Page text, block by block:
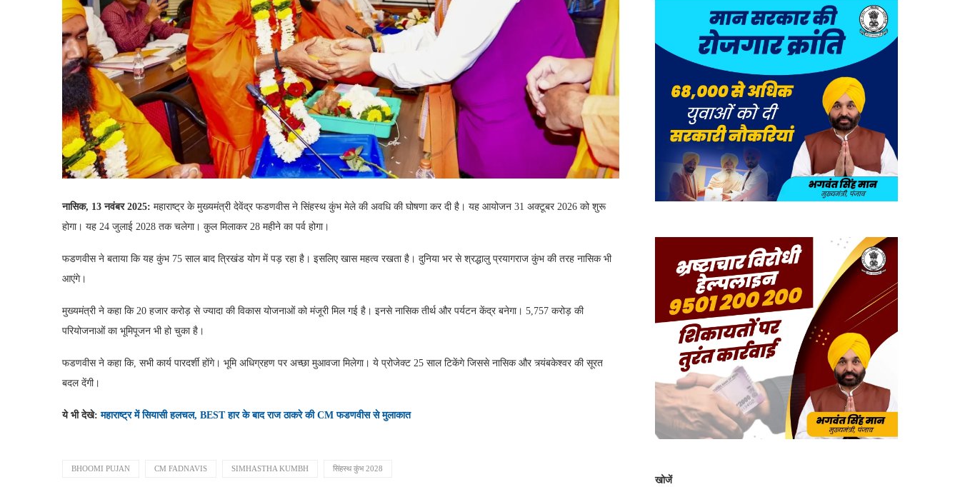
नासिक, 13 नवंबर 2025: महाराष्ट्र के मुख्यमंत्री देवेंद्र फडणवीस ने सिंहस्थ कुंभ मेले की अवधि की घोषणा कर दी है। यह आयोजन 31 अक्टूबर 2026 को शुरू
होगा। यह 24 जुलाई 2028 तक चलेगा। कुल मिलाकर 28 महीने का पर्व होगा।
फडणवीस ने बताया कि यह कुंभ 75 साल बाद त्रिखंड योग में पड़ रहा है। इसलिए खास महत्व रखता है। दुनिया भर से श्रद्धालु प्रयागराज कुंभ की तरह नासिक भी
आएंगे।
मुख्यमंत्री ने कहा कि 20 हजार करोड़ से ज्यादा की विकास योजनाओं को मंजूरी मिल गई है। इनसे नासिक तीर्थ और पर्यटन केंद्र बनेगा। 5,757 करोड़ की
परियोजनाओं का भूमिपूजन भी हो चुका है।
फडणवीस ने कहा कि, सभी कार्य पारदर्शी होंगे। भूमि अधिग्रहण पर अच्छा मुआवजा मिलेगा। ये प्रोजेक्ट 25 साल टिकेंगे जिससे नासिक और त्र्यंबकेश्वर की सूरत
बदल देंगी।
ये भी देखे:महाराष्ट्र में सियासी हलचल, BEST हार के बाद राज ठाकरे की CM फडणवीस से मुलाकात
BHOOMI PUJAN CM FADNAVIS SIMHASTHA KUMBH सिंहस्थ कुंभ 2028
खोजें